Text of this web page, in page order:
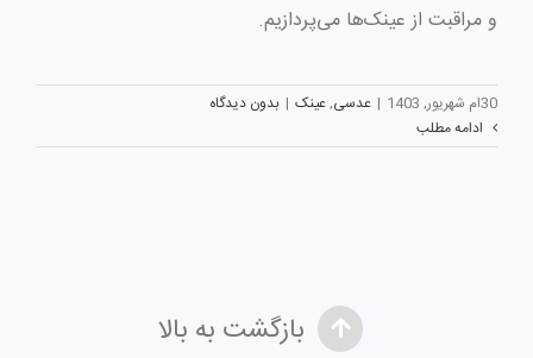
و مراقبت از عینک‌ها می‌پردازیم.
30ام شهریور, 1403 | عدسی,عینک | بدون دیدگاه
ادامه مطلب
بازگشت به بالا